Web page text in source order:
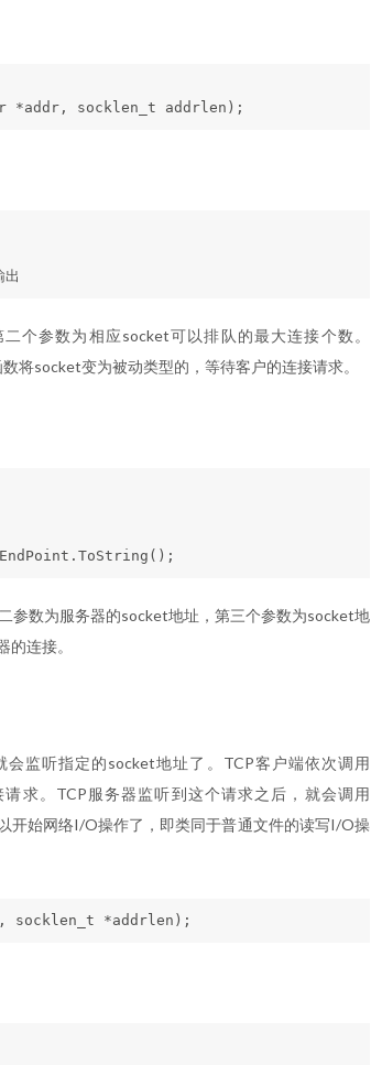
个参数为相应socket可以排队的最大连接个数。
将socket变为被动类型的，等待客户的连接请求。
参数为服务器的socket地址，第三个参数为socket地
连接。
监听指定的socket地址了。TCP客户端依次调用
求。TCP服务器监听到这个请求之后，就会调用
开始网络I/O操作了，即类同于普通文件的读写I/O操